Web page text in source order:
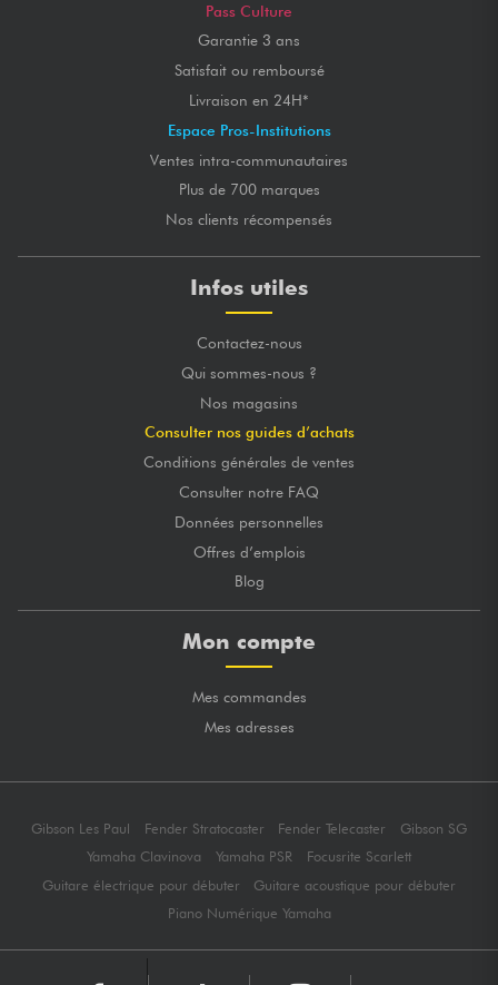
Pass Culture
Garantie 3 ans
Satisfait ou remboursé
Livraison en 24H*
Espace Pros-Institutions
Ventes intra-communautaires
Plus de 700 marques
Nos clients récompensés
Infos utiles
Contactez-nous
Qui sommes-nous ?
Nos magasins
Consulter nos guides d’achats
Conditions générales de ventes
Consulter notre FAQ
Données personnelles
Offres d’emplois
Blog
Mon compte
Mes commandes
Mes adresses
Gibson Les Paul Fender Stratocaster Fender Telecaster
Gibson SG
Yamaha Clavinova
Yamaha PSR
Focusrite Scarlett
Guitare électrique pour débuter
Guitare acoustique pour débuter
Piano Numérique Yamaha